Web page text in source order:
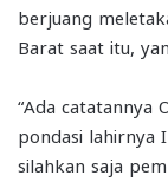
berjuang
Barat saat itu,
“Ada catatannya
pondasi lahirnya
silahkan saja